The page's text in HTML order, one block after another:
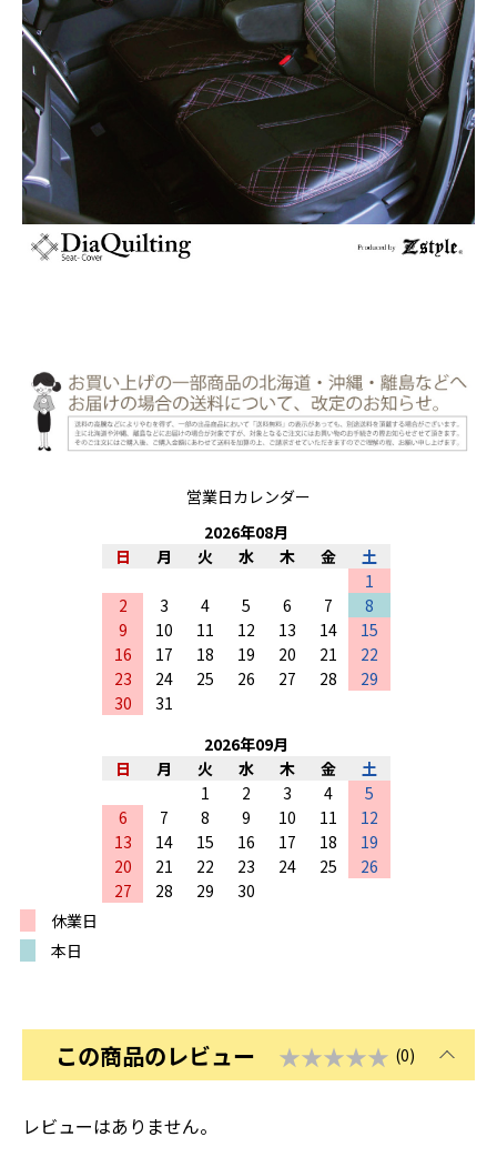
営業日カレンダー
2026年08月
日
月 火 水 木 金
土
1
2
3 4 5 6 7
8
9
10 11 12 13 14
15
16
17 18 19 20 21
22
23
24 25 26 27 28
29
30
31
2026年09月
日
月 火 水 木 金
土
1
2 3 4
5
6
7 8 9 10 11
12
13
14 15 16 17 18
19
20
21 22 23 24 25
26
27
28 29
30
休業日
本日
この商品のレビュー ★★★★★ (0)
レビューはありません。